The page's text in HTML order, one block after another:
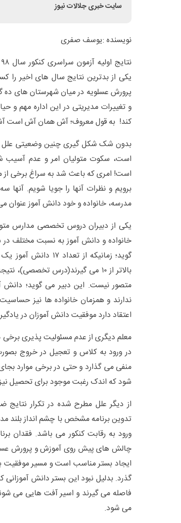
سایت خبری جلالات نیوز
نویسنده :یوسف صفری
یکی از بدترین نتایج سال های اخیر را
پرورش عسلویه در میان شهرستان های ده
و تغییرات مدیریتی در این اداره مهم و
کند! به قول معروف؛ آش همان آش است
بدون شک شکل گیری چنین وضعیتی علل
است، سکوت متولیان امر و عدم
است! امری که باعث شد به سراغ برخی
برویم و نظرات آنها را جویا شویم.
مدرسه، خانواده و خود دانش آموز عنوان
یکی از دبیران دروس تخصصی مدارس
خانواده و دانش آموز به نسبت مختلف
بالاتر از ۱۰ می گیرند(درس
متصور نیست. این دبیر می گوید؛ دانش
ندارند و همزمان خانواده ها نیز
اعتقاد دارد موفقیت دانش آموزان در
معلم دیگری از عدم مسئولیت پذیری برخی
در ورود به کلاس و تعجیل در خروج
منفی می گذارد و حتی در برخی موارد
شود که اندک رغبت موجود برای تحصیل
از دیگر علل مطرح شده در تکرار نتایج
تدوین برنامه مشخص با چشم انداز بلند
ورود به رقابت کنکور می باشد. فقدان
چالش های پیش روی آموزش و پرورش
ایجاد بستر مناسب است و مسیر موفقیت
گذرد. بدلیل نبود این بستر دانش آموزانی
فاصله می گیرند و اسیر آفت هایی می
می شود.